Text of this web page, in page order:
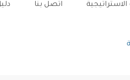
الاستراتيجية اتصل بنا